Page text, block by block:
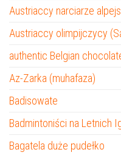
Austriaccy narciarze
Austriaccy olimpijczycy
authentic Belgian
Az-Zarka (muhafaza)
Badisowate
Badmintoniści na Letnich
Bagatela duże pudełko